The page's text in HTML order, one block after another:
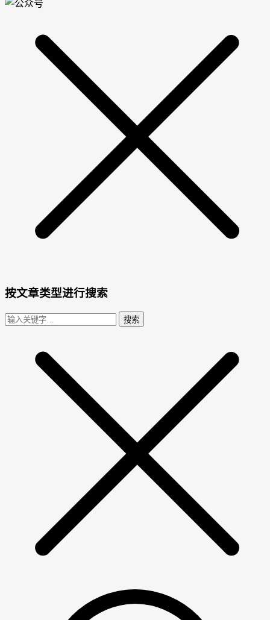
按文章类型进行搜索